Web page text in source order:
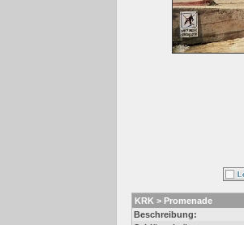
KRK > Promenade
Beschreibung: